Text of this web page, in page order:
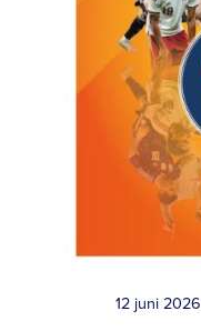
12 juni 2026